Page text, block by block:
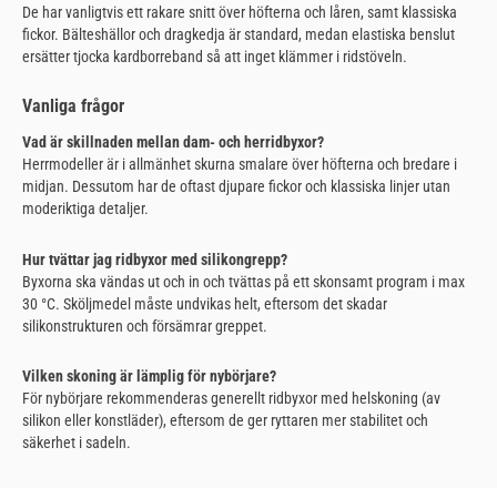
De har vanligtvis ett rakare snitt över höfterna och låren, samt klassiska
fickor. Bälteshällor och dragkedja är standard, medan elastiska benslut
ersätter tjocka kardborreband så att inget klämmer i ridstöveln.
Vanliga frågor
Vad är skillnaden mellan dam- och herridbyxor?
Herrmodeller är i allmänhet skurna smalare över höfterna och bredare i
midjan. Dessutom har de oftast djupare fickor och klassiska linjer utan
moderiktiga detaljer.
Hur tvättar jag ridbyxor med silikongrepp?
Byxorna ska vändas ut och in och tvättas på ett skonsamt program i max
30 °C. Sköljmedel måste undvikas helt, eftersom det skadar
silikonstrukturen och försämrar greppet.
Vilken skoning är lämplig för nybörjare?
För nybörjare rekommenderas generellt ridbyxor med helskoning (av
silikon eller konstläder), eftersom de ger ryttaren mer stabilitet och
säkerhet i sadeln.